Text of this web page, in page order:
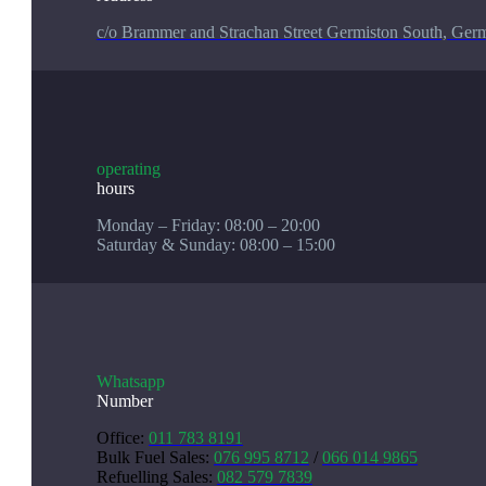
c/o Brammer and Strachan Street Germiston South,
operating
hours
Monday – Friday: 08:00 – 20:00
Saturday & Sunday: 08:00 – 15:00
Whatsapp
Number
Office: 011 783 8191
Bulk Fuel Sales: 076 995 8712 / 066 014 9865
Refuelling Sales: 082 579 7839